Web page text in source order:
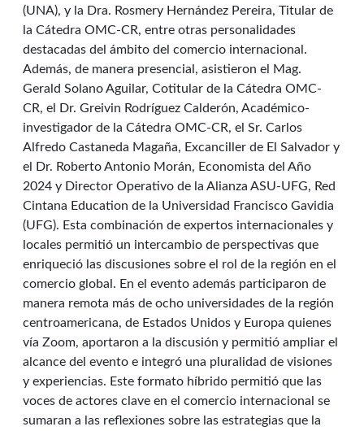
(UNA), y la Dra. Rosmery Hernández Pereira, Titular de
la Cátedra OMC-CR, entre otras personalidades
destacadas del ámbito del comercio internacional.
Además, de manera presencial, asistieron el Mag.
Gerald Solano Aguilar, Cotitular de la Cátedra OMC-
CR, el Dr. Greivin Rodríguez Calderón, Académico-
investigador de la Cátedra OMC-CR, el Sr. Carlos
Alfredo Castaneda Magaña, Excanciller de El Salvador y
el Dr. Roberto Antonio Morán, Economista del Año
2024 y Director Operativo de la Alianza ASU-UFG, Red
Cintana Education de la Universidad Francisco Gavidia
(UFG). Esta combinación de expertos internacionales y
locales permitió un intercambio de perspectivas que
enriqueció las discusiones sobre el rol de la región en el
comercio global. En el evento además participaron de
manera remota más de ocho universidades de la región
centroamericana, de Estados Unidos y Europa quienes
vía Zoom, aportaron a la discusión y permitió ampliar el
alcance del evento e integró una pluralidad de visiones
y experiencias. Este formato híbrido permitió que las
voces de actores clave en el comercio internacional se
sumaran a las reflexiones sobre las estrategias que la